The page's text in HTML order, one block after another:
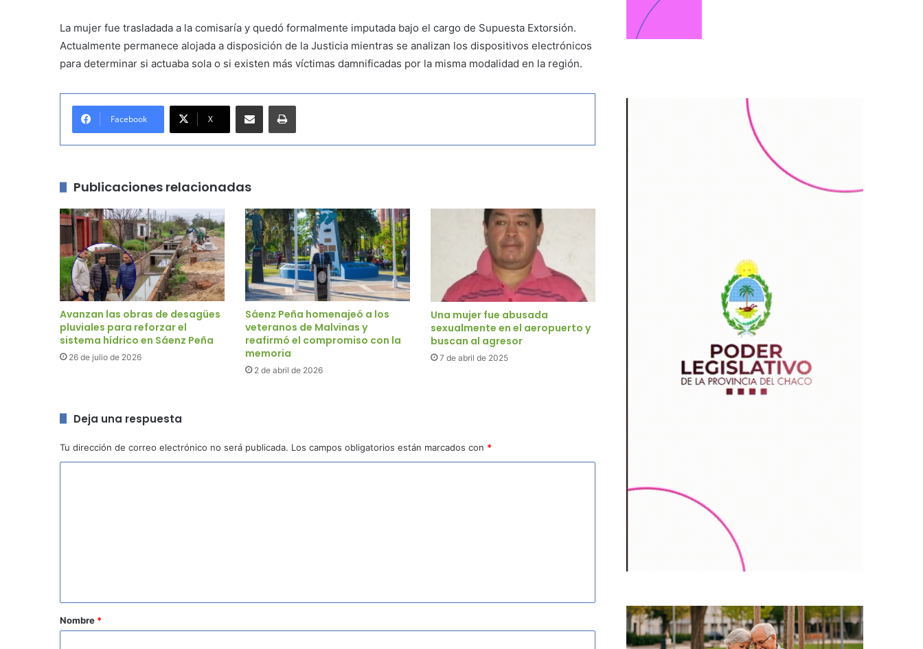
La mujer fue trasladada a la comisaría y quedó formalmente imputada bajo el cargo de Supuesta Extorsión.
Actualmente permanece alojada a disposición de la Justicia mientras se analizan los dispositivos electrónicos
para determinar si actuaba sola o si existen más víctimas damnificadas por la misma modalidad en la región.
Facebook X
Publicaciones relacionadas
Avanzan las obras de desagües
pluviales para reforzar el
sistema hídrico en Sáenz Peña
26 de julio de 2026
Sáenz Peña homenajeó a los
veteranos de Malvinas y
reafirmó el compromiso con la
memoria
2 de abril de 2026
Una mujer fue abusada
sexualmente en el aeropuerto y
buscan al agresor
7 de abril de 2025
Deja una respuesta
Tu dirección de correo electrónico no será publicada. Los campos obligatorios están marcados con *
rNombre *